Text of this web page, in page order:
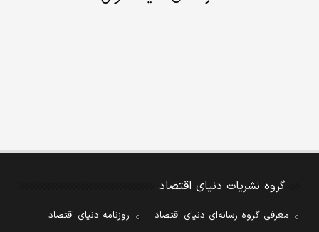
گروه نشریات دنیای اقتصاد
معرفی گروه رسانه‌ای دنیای اقتصاد
روزنامه دنیای اقتصاد